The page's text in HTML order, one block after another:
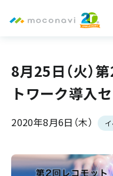
8月25日（火）
トワーク導入
2020年8月6日（木）